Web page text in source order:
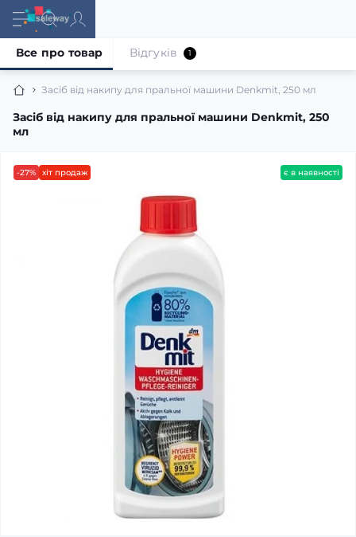
Засіб від накипу для пральної машини Denkmit, 250 мл
Засіб від накипу для пральної машини Denkmit, 250
мл
Все про товар Відгуків 1
-27% хіт продаж є в наявності